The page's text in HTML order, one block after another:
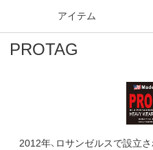
アイテム
PROTAG
2012年、ロサンゼルスで設立さ